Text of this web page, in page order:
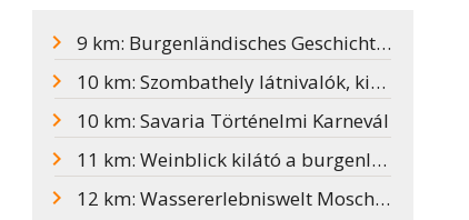
9 km: Burgenländisches Geschichte(n)haus
10 km: Szombathely látnivalók, kirándulóhelyek és programok
10 km: Savaria Történelmi Karnevál
11 km: Weinblick kilátó a burgenlandi borvidéken
12 km: Wassererlebniswelt Moschendorf